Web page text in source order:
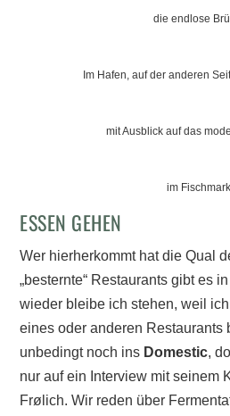
die endlose
Im Hafen, auf der anderen
mit Ausblick auf das
im
ESSEN GEHEN
Wer hierherkommt hat die Qual
„besternte“ Restaurants gibt es
wieder bleibe ich stehen, weil
eines oder anderen Restaurants
unbedingt noch ins Domestic,
nur auf ein Interview mit seinem
Frølich. Wir reden über